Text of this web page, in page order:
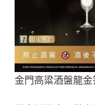
金門高粱酒盤龍金